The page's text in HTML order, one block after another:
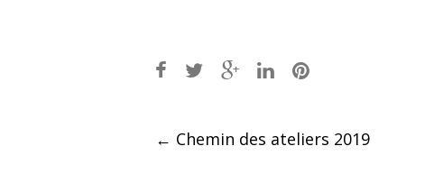
Post
← Chemin des ateliers 2019